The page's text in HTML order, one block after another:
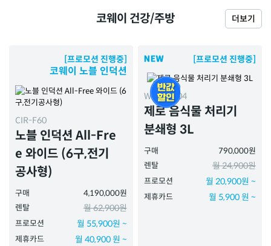
코웨이 건강/주방 더보기
[프로모션 진행중]
코웨이 노블 인덕션
CIR-F60
노블 인덕션 All-Fre
e 와이드 (6구,전기
공사형)
구매
4,190,000원
렌탈
월 62,900원
프로모션 월 55,900원 ~
제휴카드 월 40,900 원 ~
[프로모션 진행중]
WMG-3004
제로 음식물 처리기
분쇄형 3L
구매
790,000원
렌탈
월 24,900원
프로모션 월 20,900원 ~
제휴카드 월 5,900 원 ~